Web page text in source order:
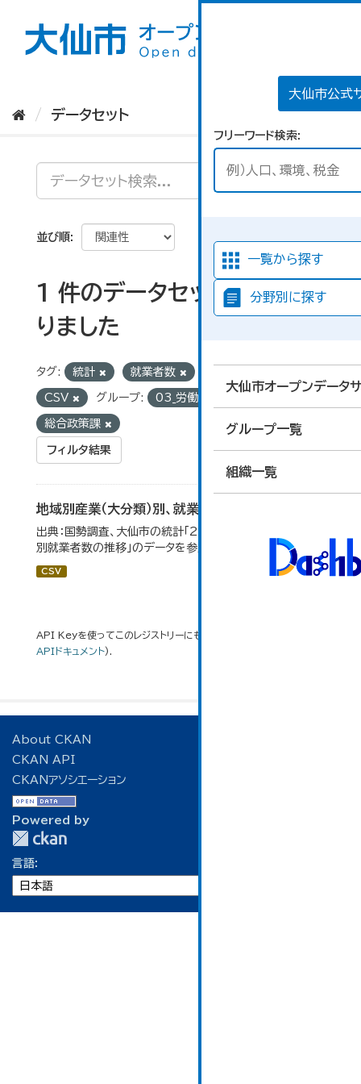
大仙市公式
フリーワード検索
一覧から探す
分野別に探す
大仙市オープンデータ
グループ一覧
組織一覧
データセット
並び順
1 件のデータセットが見つか
りました
タグ: 統計 就業者数
CSV グループ: 03_労働・賃金
総合政策課
フィルタ結果
地域別産業（大分類）別、就業者数
出典：国勢調査、大仙市の統計「2-8 地域別産業（大分類）
別就業者数の推移」のデータを参照しています。
CSV
API Keyを使ってこのレジストリーにもアクセス可能です
APIドキュメント).
About CKAN
CKAN API
CKANアソシエーション
Powered by
言語